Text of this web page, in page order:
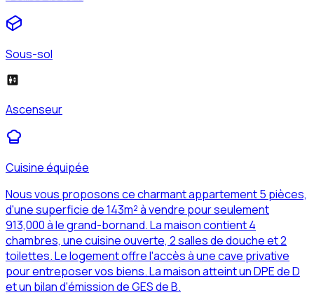
Sous-sol
Ascenseur
Cuisine équipée
Nous vous proposons ce charmant appartement 5 pièces,
d'une superficie de 143m² à vendre pour seulement
913,000 à le grand-bornand. La maison contient 4
chambres, une cuisine ouverte, 2 salles de douche et 2
toilettes. Le logement offre l'accès à une cave privative
pour entreposer vos biens. La maison atteint un DPE de D
et un bilan d'émission de GES de B.